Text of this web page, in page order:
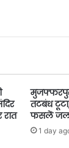
तटबंध
फसलें
1 day